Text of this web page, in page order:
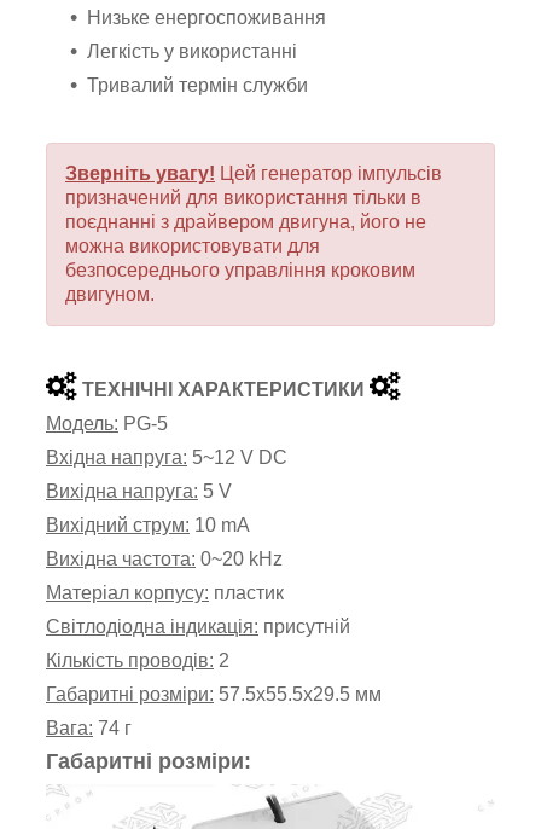
Низьке енергоспоживання
Легкість у використанні
Тривалий термін служби
Зверніть увагу! Цей генератор імпульсів
призначений для використання тільки в
поєднанні з драйвером двигуна, його не
можна використовувати для
безпосереднього управління кроковим
двигуном.
ТЕХНІЧНІ ХАРАКТЕРИСТИКИ
Модель: PG-5
Вхідна напруга: 5~12 V DC
Вихідна напруга: 5 V
Вихідний струм: 10 mA
Вихідна частота: 0~20 kHz
Матеріал корпусу: пластик
Світлодіодна індикація: присутній
Кількість проводів: 2
Габаритні розміри: 57.5х55.5х29.5 мм
Вага: 74 г
Габаритні розміри: